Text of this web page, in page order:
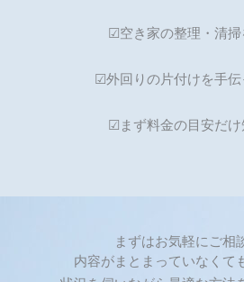
☑空き家の整理・清掃
☑外回りの片付けを手
☑まず料金の目安だけ
まずはお気軽にご相
内容がまとまっていなくて